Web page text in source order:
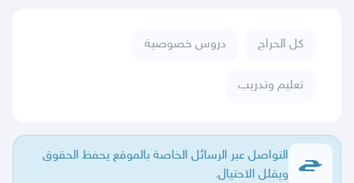
كل الحراج دروس خصوصية
تعليم وتدريب
التواصل عبر الرسائل الخاصة بالموقع يحفظ الحقوق
ويقلل الاحتيال.